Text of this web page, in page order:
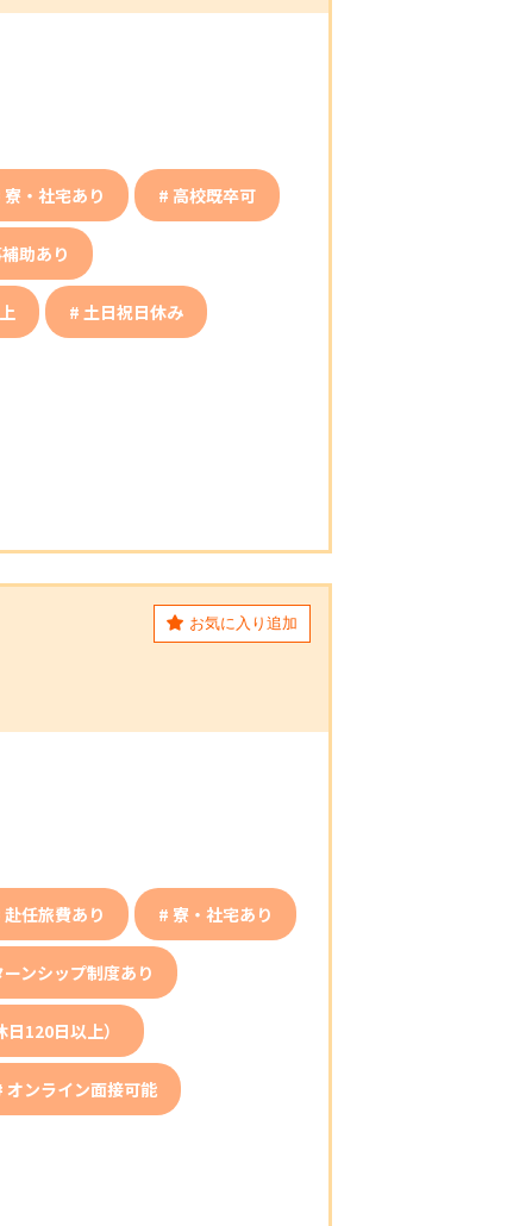
寮・社宅あり 高校既卒可
助あり
土日祝日休み
お気に入り追加
赴任旅費あり 寮・社宅あり
ンシップ制度あり
120日以上）
オンライン面接可能